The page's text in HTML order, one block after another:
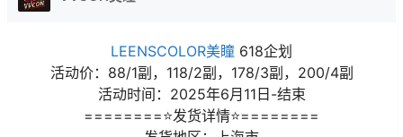
LEENSCOLOR美瞳 618企划
活动价：88/1副，118/2副，178/3副，200/4副
活动时间：2025年6月11日-结束
========⭐发货详情⭐========